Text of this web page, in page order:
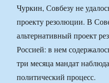
Чуркин, Совбезу не
проекту резолюции. В
альтернативный проект
Россией: в нем
три месяца мандат
политический процесс.